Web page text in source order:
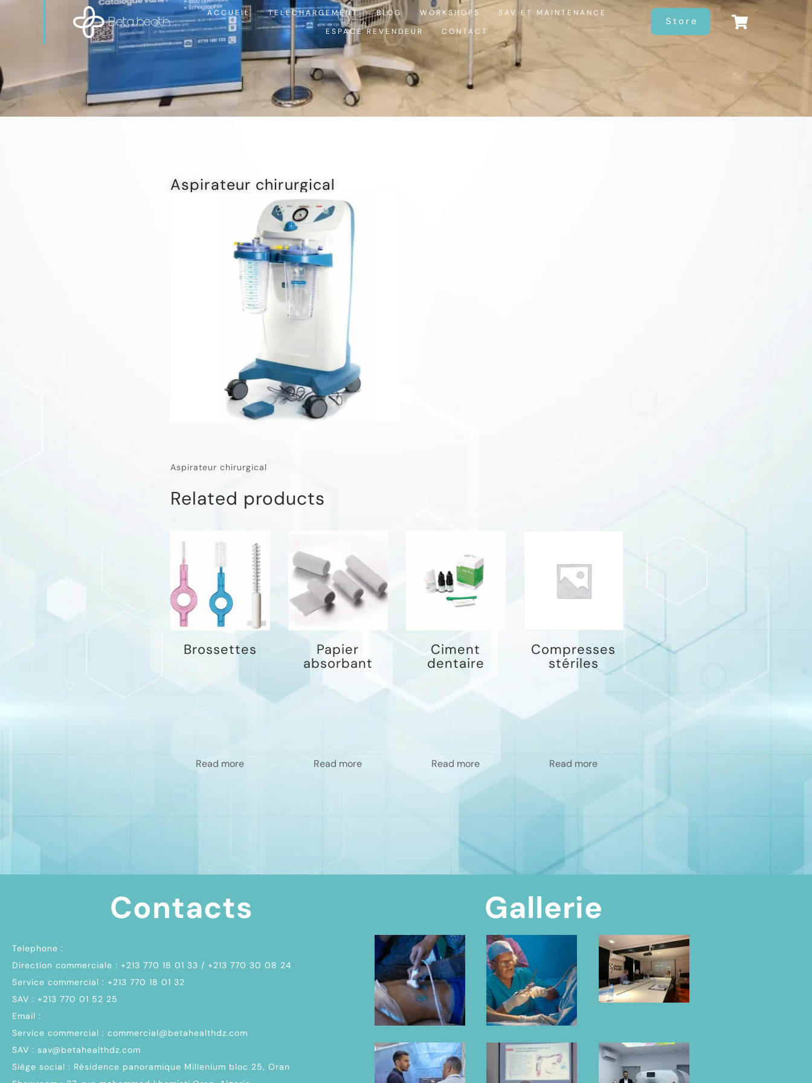
ACCUEIL TELECHARGEMENT BLOG WORKSHOPS
SAV ET MAINTENANCE
ESPACE REVENDEUR
CONTACT
Store
Aspirateur chirurgical
Aspirateur chirurgical
Related products
Brossettes
Read more
Papier
absorbant
Read more
Ciment
dentaire
Read more
Compresses
stériles
Read more
Contacts
Telephone :
Direction commerciale : +213 770 18 01 33 / +213 770 30 08 24
Service commercial : +213 770 18 01 32
SAV : +213 770 01 52 25
Email :
Service commercial : commercial@betahealthdz.com
SAV : sav@betahealthdz.com
Siège social : Résidence panoramique Millenium bloc 25, Oran
Gallerie